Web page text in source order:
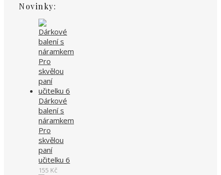
Novinky:
Dárkové
balení s
náramkem
Pro
skvělou
paní
učitelku 6
155 Kč